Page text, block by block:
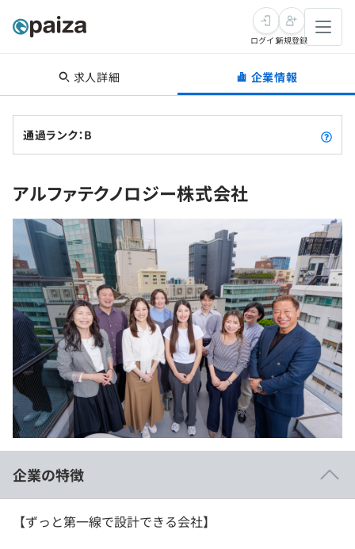
転職・キャリア
転職成功ガイド
転職エージェント
インタビュー
転職成功ガイド
新卒就活
求人検索
本選考
インターン
新卒エージェント
イベント・セミナー
インタビュー
学習
講座一覧
問題集
4択課題
ナレッジ
リファレンス
プラン
個人向けプラン
法人向けプラン
スキルチェック
プログラミング言語
SQL
評価結果一覧
再チャレンジ結果一覧
ゲーム・マンガ
メディア
Tech Team Journal
paiza times
note
paizaとは？
ログイン新規登録
求人詳細 企業情報
通過ランク：B
アルファテクノロジー株式会社
企業の特徴
【ずっと第一線で設計できる会社】